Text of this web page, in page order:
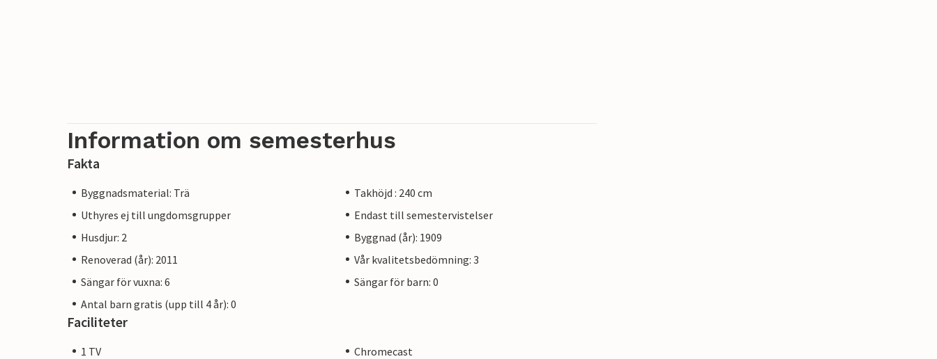
Information om semesterhus
Fakta
Byggnadsmaterial: Trä
Takhöjd : 240 cm
Uthyres ej till ungdomsgrupper
Endast till semestervistelser
Husdjur: 2
Byggnad (år): 1909
Renoverad (år): 2011
Vår kvalitetsbedömning: 3
Sängar för vuxna: 6
Sängar för barn: 0
Antal barn gratis (upp till 4 år): 0
Faciliteter
1 TV
Chromecast